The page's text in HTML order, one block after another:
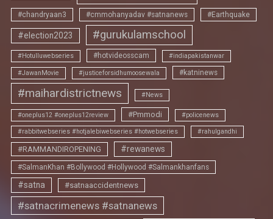
#chandryaan3 #cmmohanyadav #satnanews #Earthquake
#election2023 #gurukulamschool
#Hotulluwebseries #hotvideosscam #indiapakistanwar
#JawanMovie #justiceforsidhumoosewala #katninews
#maihardistrictnews #News
#oneplus12 #oneplus12review #Pmmodi #policenews
#rabbitwebseries #hotjalebiwebseries #hotwebseries #rahulgandhi
#RAMMANDIROPENING #rewanews
#SalmanKhan #Bollywood #Hollywood #Salmankhanfans
#satna #satnaaccidentnews
#satnacrimenews #satnanews